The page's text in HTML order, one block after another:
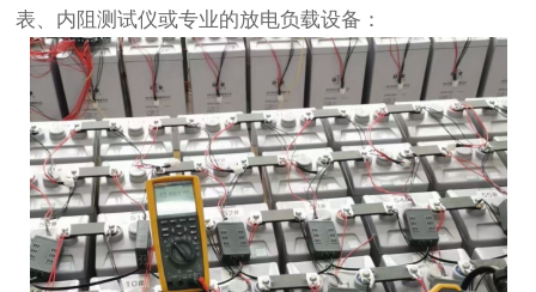
表、内阻测试仪或专业的放电负载设备：